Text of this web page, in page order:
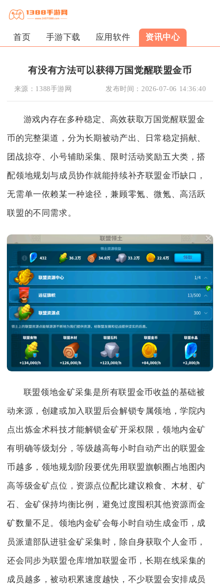
首页 手游下载 应用软件 资讯中心
有没有方法可以获得万国觉醒联盟金币
来源： 1388手游网 发布时间： 2026-07-06 14:36:40
游戏内存在多种稳定、高效获取万国觉醒联盟金
币的完整渠道，分为长期被动产出、日常稳定捐献、
团战掠夺、小号辅助采集、限时活动奖励五大类，搭
配领地规划与成员协作就能持续补齐联盟金币缺口，
无需单一依赖某一种途径，兼顾零氪、微氪、高活跃
联盟的不同需求。
联盟领地金矿采集是所有联盟金币收益的基础被
动来源，创建或加入联盟后会解锁专属领地，学院内
点出炼金术科技才能解锁金矿开采权限，领地内金矿
有明确等级划分，等级越高每小时自动产出的联盟金
币越多，领地规划阶段要优先用联盟旗帜圈占地图内
高等级金矿点位，资源点位配比建议粮食、木材、矿
石、金矿保持均衡比例，避免过度囤积其他资源而金
矿数量不足。领地内金矿会每小时自动生成金币，成
员派遣部队进驻金矿采集时，除自身获取个人金币，
还会同步为联盟仓库增加联盟金币，长期在线采集的
成员越多，被动积累速度越快，不少联盟会安排成员